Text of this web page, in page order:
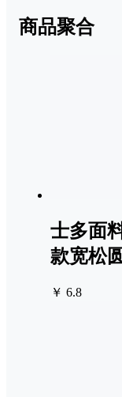
商品聚合
士多面
款宽松
￥ 6.8